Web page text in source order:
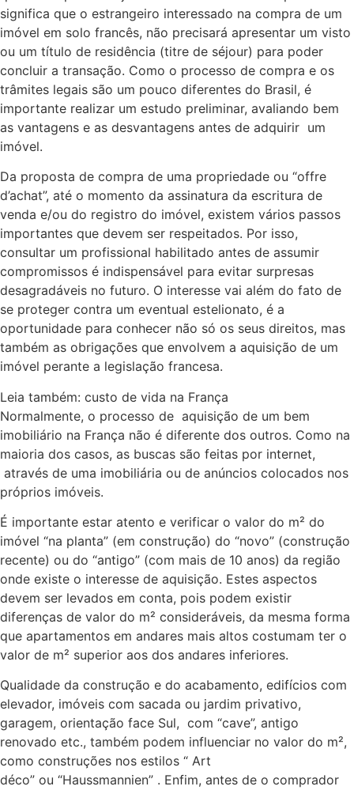
significa que o estrangeiro interessado na compra de um
imóvel em solo francês, não precisará apresentar um visto
ou um título de residência (titre de séjour) para poder
concluir a transação. Como o processo de compra e os
trâmites legais são um pouco diferentes do Brasil, é
importante realizar um estudo preliminar, avaliando bem
as vantagens e as desvantagens antes de adquirir um
imóvel.
Da proposta de compra de uma propriedade ou “offre
d’achat”, até o momento da assinatura da escritura de
venda e/ou do registro do imóvel, existem vários passos
importantes que devem ser respeitados. Por isso,
consultar um profissional habilitado antes de assumir
compromissos é indispensável para evitar surpresas
desagradáveis no futuro. O interesse vai além do fato de
se proteger contra um eventual estelionato, é a
oportunidade para conhecer não só os seus direitos, mas
também as obrigações que envolvem a aquisição de um
imóvel perante a legislação francesa.
Leia também: custo de vida na França
Normalmente, o processo de aquisição de um bem
imobiliário na França não é diferente dos outros. Como na
maioria dos casos, as buscas são feitas por internet,
através de uma imobiliária ou de anúncios colocados nos
próprios imóveis.
É importante estar atento e verificar o valor do m² do
imóvel “na planta” (em construção) do “novo” (construção
recente) ou do “antigo” (com mais de 10 anos) da região
onde existe o interesse de aquisição. Estes aspectos
devem ser levados em conta, pois podem existir
diferenças de valor do m² consideráveis, da mesma forma
que apartamentos em andares mais altos costumam ter o
valor de m² superior aos dos andares inferiores.
Qualidade da construção e do acabamento, edifícios com
elevador, imóveis com sacada ou jardim privativo,
garagem, orientação face Sul, com “cave”, antigo
renovado etc., também podem influenciar no valor do m²,
como construções nos estilos “ Art
déco” ou “Haussmannien” . Enfim, antes de o comprador